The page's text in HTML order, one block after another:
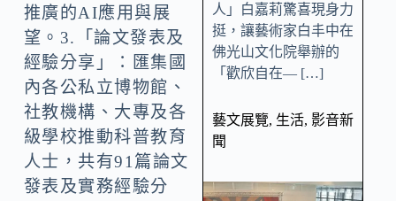
推廣的AI應用與展
望。3.「論文發表及
經驗分享」：匯集國
內各公私立博物館、
社教機構、大專及各
級學校推動科普教育
人士，共有91篇論文
發表及實務經驗分
人」白嘉莉驚喜現身力
挺，讓藝術家白丰中在
佛光山文化院舉辦的
「歡欣自在— […]
藝文展覽, 生活, 影音新
聞